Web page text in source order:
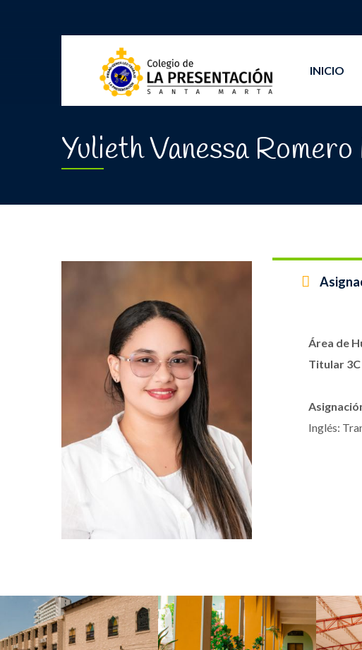
INICIO
Yulieth Vanessa
Área de
Titular 3C
Inglés: